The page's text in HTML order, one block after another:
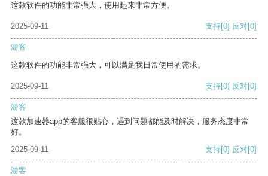
这款软件的功能非常强大，使用起来非常方便。
2025-09-11 支持[0] 反对[0]
游客
这款软件的功能非常强大，可以满足我日常使用的需求。
2025-09-11 支持[0] 反对[0]
游客
这款加速器app的客服很贴心，遇到问题都能及时解决，服务态度非常
好。
2025-09-11
支持[0] 反对[0]
游客